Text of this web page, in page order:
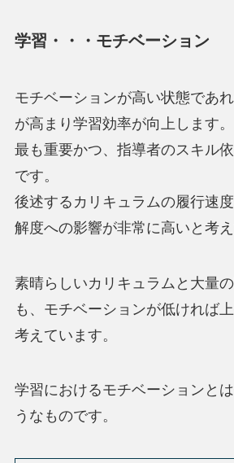
学習・・・モチベーション
モチベーションが高い状態であ
が高まり学習効率が向上します。
最も重要かつ、指導者のスキル
です。
後述するカリキュラムの履行速
解度への影響が非常に高いと考え
素晴らしいカリキュラムと大量
も、モチベーションが低ければ
考えています。
学習におけるモチベーションと
うなものです。